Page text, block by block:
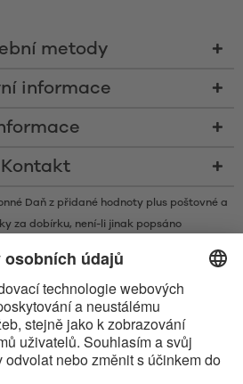
metody
informace
Kontakt
Daň z přidané hodnoty plus poštovné a
za dobírku, není-li jinak popsáno
společnosti Bluetooth SIG, Inc. a
společností Satisfyer GmbH probíhá na
základě licence.
jsou obchodními známkami společnosti
logo Google Play jsou ochranné známky